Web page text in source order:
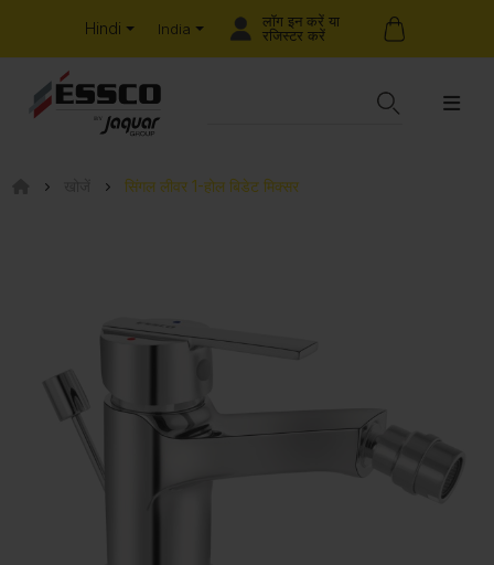
Hindi India
लॉग इन करें या
रजिस्टर करें
सिंगल लीवर 1-होल बिडेट मिक्सर